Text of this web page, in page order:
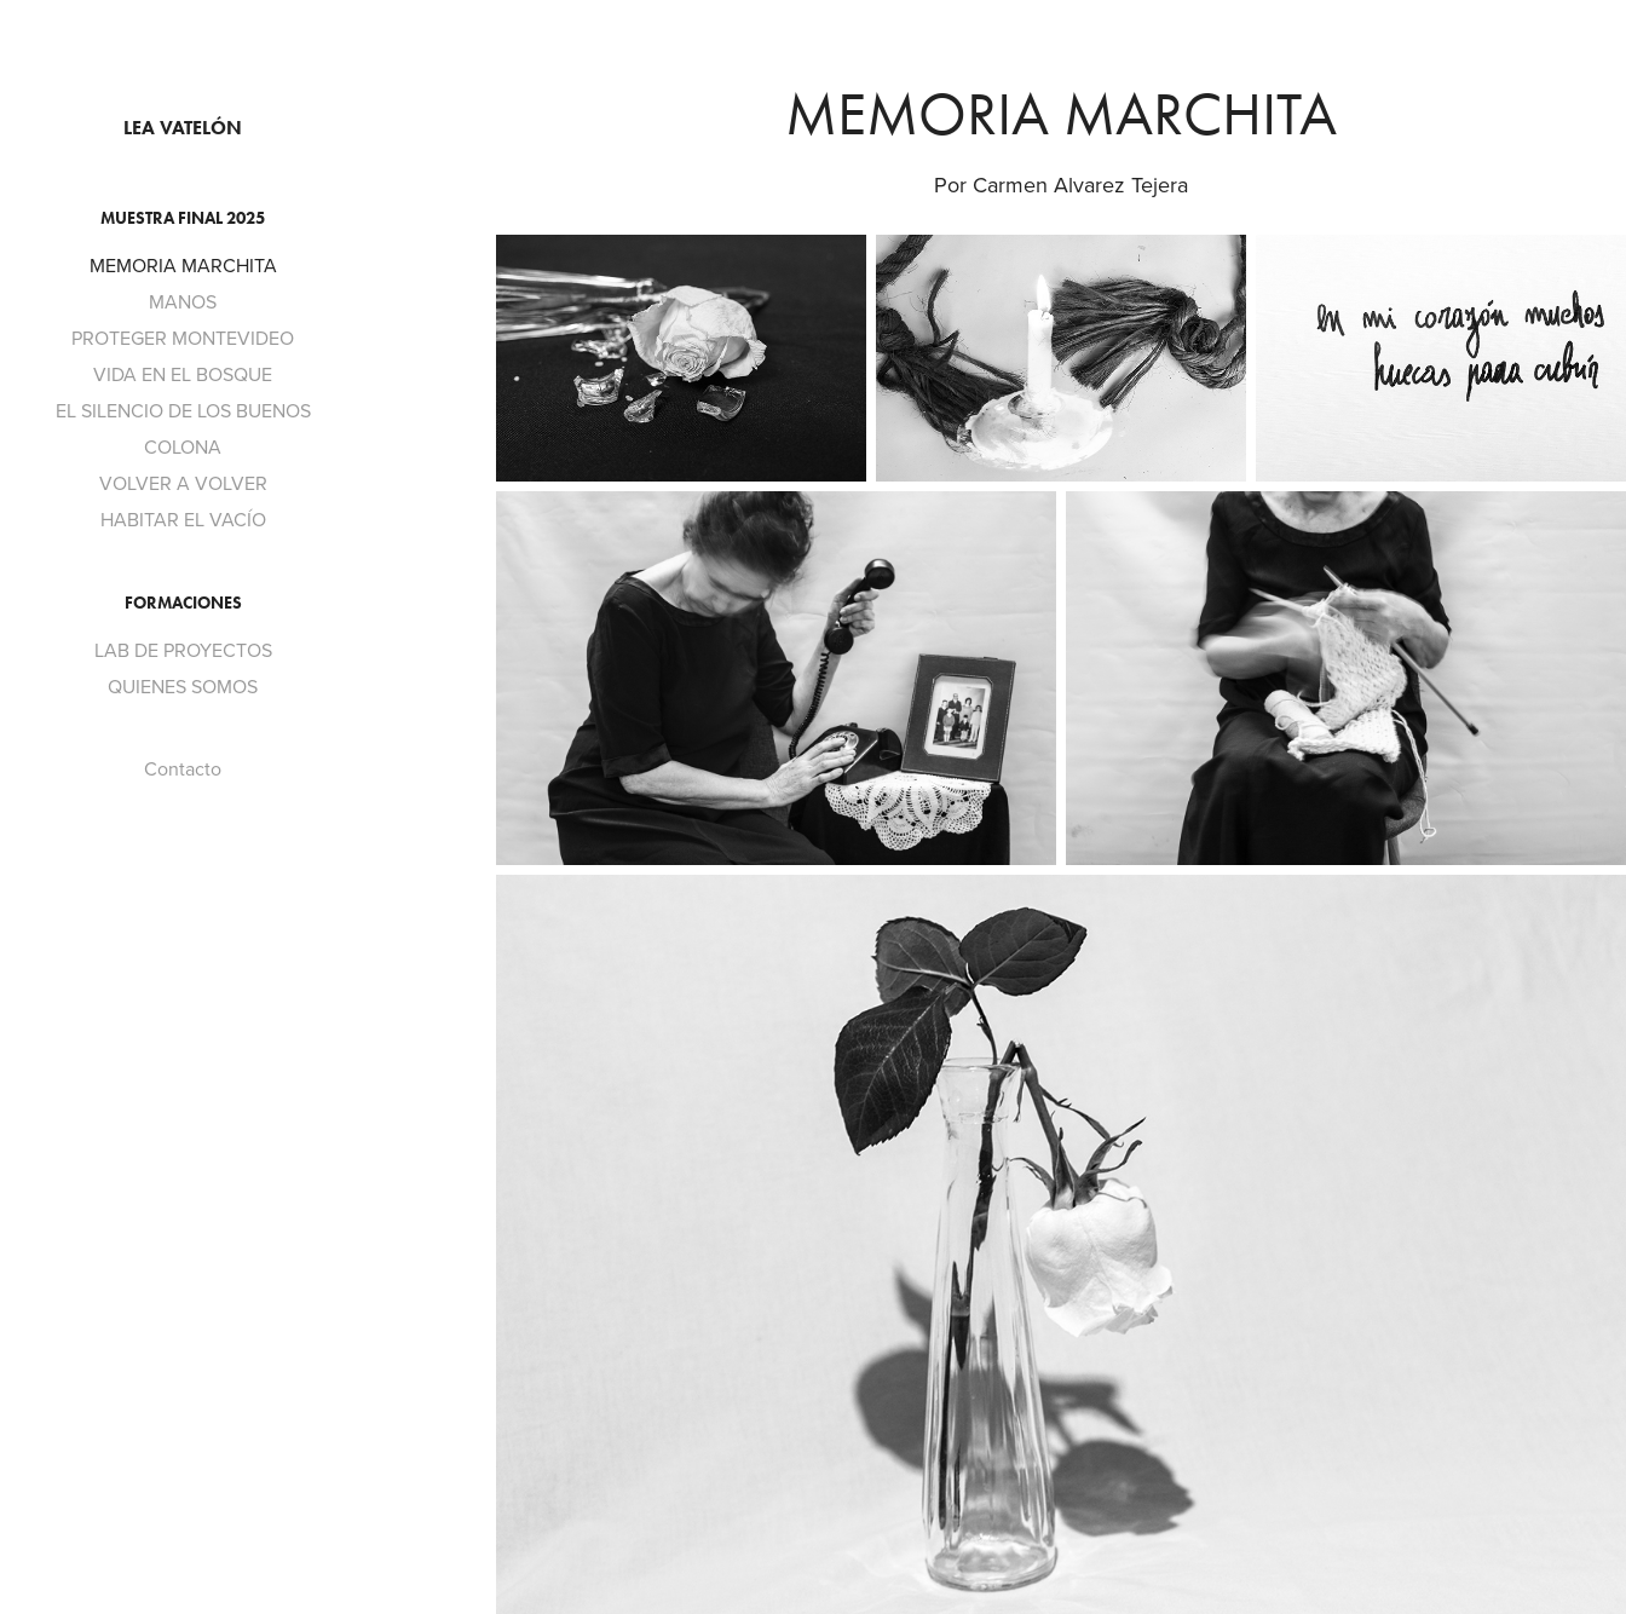
LEA VATELÓN
MUESTRA FINAL 2025
MEMORIA MARCHITA
MANOS
PROTEGER MONTEVIDEO
VIDA EN EL BOSQUE
EL SILENCIO DE LOS BUENOS
COLONA
VOLVER A VOLVER
HABITAR EL VACÍO
FORMACIONES
LAB DE PROYECTOS
QUIENES SOMOS
Contacto
MEMORIA MARCHITA
Por Carmen Alvarez Tejera